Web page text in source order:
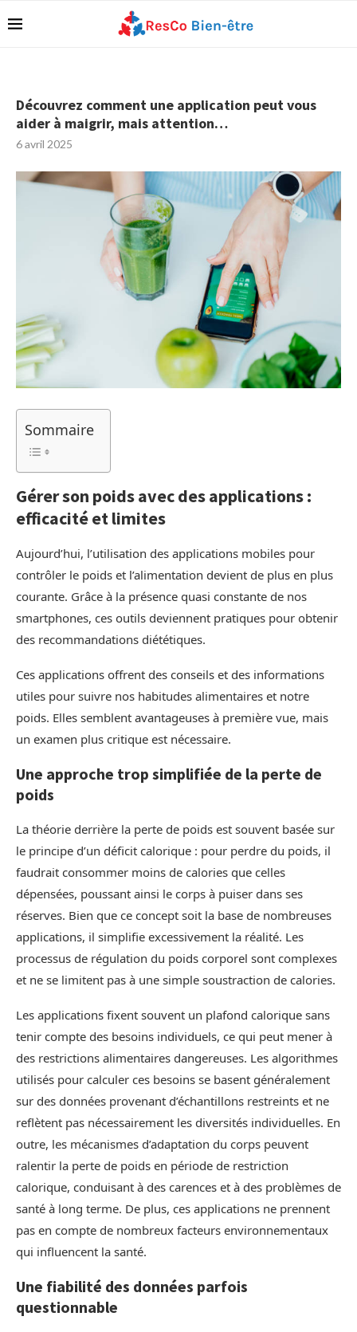
Découvrez comment une application peut vous
aider à maigrir, mais attention…
6 avril 2025
Sommaire
Gérer son poids avec des applications :
efficacité et limites
Aujourd’hui, l’utilisation des applications mobiles pour
contrôler le poids et l’alimentation devient de plus en plus
courante. Grâce à la présence quasi constante de nos
smartphones, ces outils deviennent pratiques pour obtenir
des recommandations diététiques.
Ces applications offrent des conseils et des informations
utiles pour suivre nos habitudes alimentaires et notre
poids. Elles semblent avantageuses à première vue, mais
un examen plus critique est nécessaire.
Une approche trop simplifiée de la perte de
poids
La théorie derrière la perte de poids est souvent basée sur
le principe d’un déficit calorique : pour perdre du poids, il
faudrait consommer moins de calories que celles
dépensées, poussant ainsi le corps à puiser dans ses
réserves. Bien que ce concept soit la base de nombreuses
applications, il simplifie excessivement la réalité. Les
processus de régulation du poids corporel sont complexes
et ne se limitent pas à une simple soustraction de calories.
Les applications fixent souvent un plafond calorique sans
tenir compte des besoins individuels, ce qui peut mener à
des restrictions alimentaires dangereuses. Les algorithmes
utilisés pour calculer ces besoins se basent généralement
sur des données provenant d’échantillons restreints et ne
reflètent pas nécessairement les diversités individuelles. En
outre, les mécanismes d’adaptation du corps peuvent
ralentir la perte de poids en période de restriction
calorique, conduisant à des carences et à des problèmes de
santé à long terme. De plus, ces applications ne prennent
pas en compte de nombreux facteurs environnementaux
qui influencent la santé.
Une fiabilité des données parfois
questionnable